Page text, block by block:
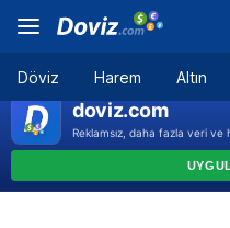
Döviz Harem Altın